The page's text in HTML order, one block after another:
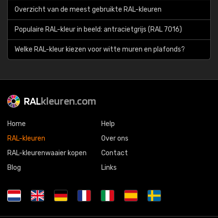
Overzicht van de meest gebruikte RAL-kleuren
Populaire RAL-kleur in beeld: antracietgrijs (RAL 7016)
Welke RAL-kleur kiezen voor witte muren en plafonds?
RALkleuren.com
Home
RAL-kleuren
RAL-kleurenwaaier kopen
Blog
Help
Over ons
Contact
Links